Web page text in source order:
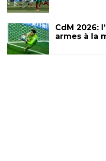
CdM 2026:
armes à la